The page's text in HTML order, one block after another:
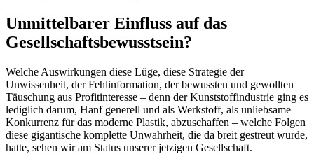
Unmittelbarer Einfluss auf das
Gesellschaftsbewusstsein?
Welche Auswirkungen diese Lüge, diese Strategie der
Unwissenheit, der Fehlinformation, der bewussten und gewollten
Täuschung aus Profitinteresse – denn der Kunststoffindustrie ging es
lediglich darum, Hanf generell und als Werkstoff, als unliebsame
Konkurrenz für das moderne Plastik, abzuschaffen – welche Folgen
diese gigantische komplette Unwahrheit, die da breit gestreut wurde,
hatte, sehen wir am Status unserer jetzigen Gesellschaft.